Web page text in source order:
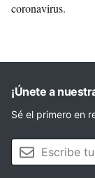
coronavirus.
¡Únete a
Sé el primero en
Tu email